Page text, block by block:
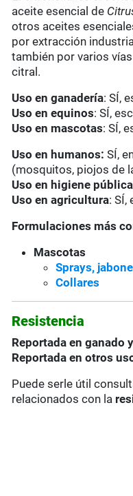
aceite esencial de
otros aceites
por extracción
también por varios
citral.
Uso en ganadería: SÍ,
Uso en equinos: SÍ,
Uso en mascotas: SÍ,
Uso en humanos: SÍ,
(mosquitos, piojos de
Uso en higiene
Uso en agricultura: SÍ,
Formulaciones más
Mascotas
Sprays,
Collares
Resistencia
Reportada en ganado
Reportada en otros
Puede serle útil
relacionados con la